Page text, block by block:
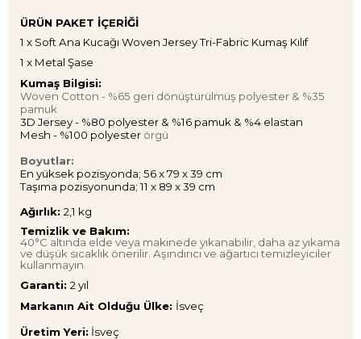
ÜRÜN PAKET İÇERİĞİ
1 x Soft Ana Kucağı Woven Jersey Tri-Fabric Kumaş Kılıf
1 x Metal Şase
Kumaş Bilgisi:
Woven Cotton - %65 geri dönüştürülmüş polyester & %35
pamuk
3D Jersey - %80 polyester & %16 pamuk & %4 elastan
Mesh - %100 polyester örgü
Boyutlar:
En yüksek pozisyonda; 56 x 79 x 39 cm
Taşıma pozisyonunda; 11 x 89 x 39 cm
Ağırlık: 2,1 kg
Temizlik ve Bakım:
40°C altında elde veya makinede yıkanabilir, daha az yıkama
ve düşük sıcaklık önerilir. Aşındırıcı ve ağartıcı temizleyiciler
kullanmayın.
Garanti: 2 yıl
Markanın Ait Olduğu Ülke: İsveç
Üretim Yeri: İsveç